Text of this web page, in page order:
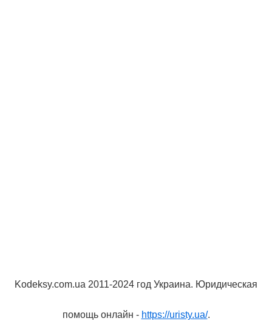
Kodeksy.com.ua 2011-2024 год Украина. Юридическая
помощь онлайн - https://uristy.ua/.